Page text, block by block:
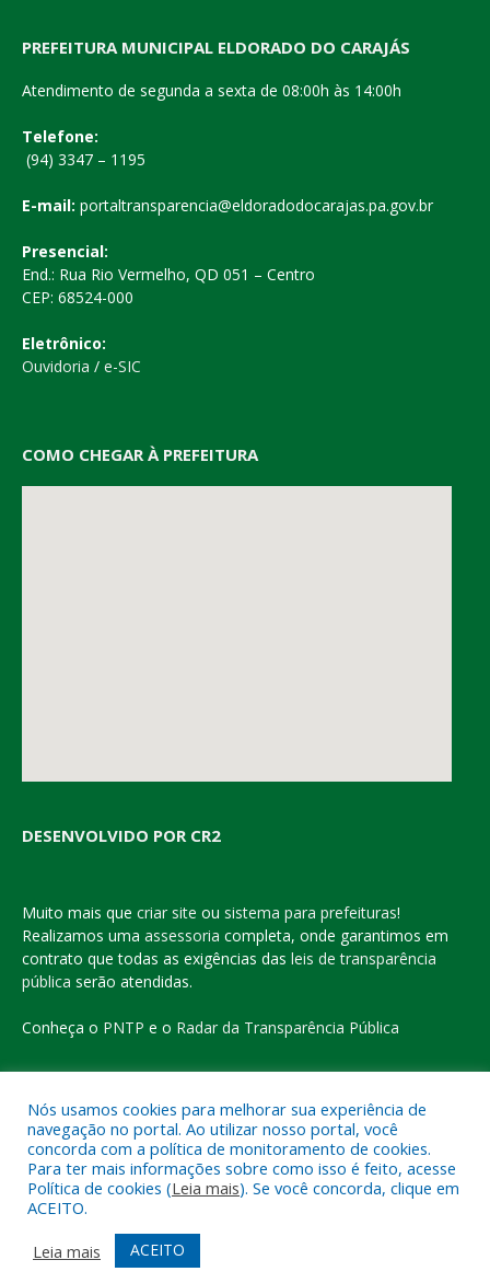
PREFEITURA MUNICIPAL ELDORADO DO CARAJÁS
Atendimento de segunda a sexta de 08:00h às 14:00h
Telefone:
(94) 3347 – 1195
E-mail: portaltransparencia@eldoradodocarajas.pa.gov.br
Presencial:
End.: Rua Rio Vermelho, QD 051 – Centro
CEP: 68524-000
Eletrônico:
Ouvidoria / e-SIC
COMO CHEGAR À PREFEITURA
DESENVOLVIDO POR CR2
Muito mais que criar site ou sistema para prefeituras!
Realizamos uma assessoria completa, onde garantimos em
contrato que todas as exigências das leis de transparência
pública serão atendidas.
Conheça o PNTP e o Radar da Transparência Pública
Todos os direitos reservados a Prefeitura Municipal de Eldorado
do Carajás
Mapa do Site
Acessar o Webmail
Nós usamos cookies para melhorar sua experiência de
navegação no portal. Ao utilizar nosso portal, você
concorda com a política de monitoramento de cookies.
Para ter mais informações sobre como isso é feito, acesse
Política de cookies (Leia mais). Se você concorda, clique em
ACEITO.
Leia mais
ACEITO